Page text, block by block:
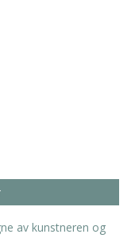
av kunstneren og